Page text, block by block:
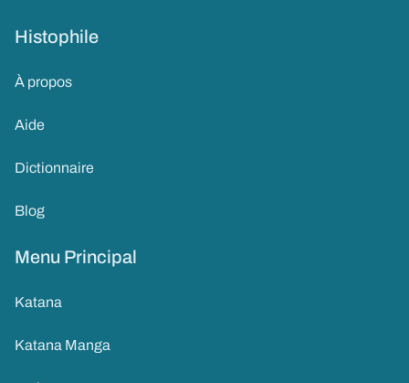
Histophile
À propos
Aide
Dictionnaire
Blog
Menu Principal
Katana
Katana Manga